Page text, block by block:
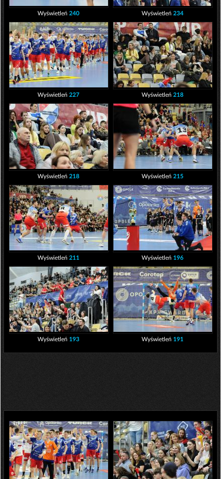
Wyświetleń 240 Wyświetleń 234
Wyświetleń 227 Wyświetleń 218
Wyświetleń 218 Wyświetleń 215
Wyświetleń 211 Wyświetleń 196
Wyświetleń 193 Wyświetleń 191